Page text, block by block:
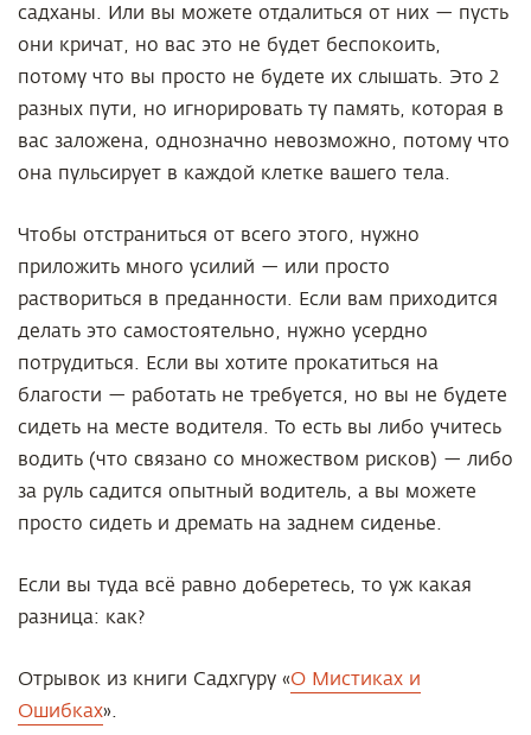
садханы. Или вы можете отдалиться от них — пусть
они кричат, но вас это не будет беспокоить,
потому что вы просто не будете их слышать. Это 2
разных пути, но игнорировать ту память, которая в
вас заложена, однозначно невозможно, потому что
она пульсирует в каждой клетке вашего тела.
Чтобы отстраниться от всего этого, нужно
приложить много усилий — или просто
раствориться в преданности. Если вам приходится
делать это самостоятельно, нужно усердно
потрудиться. Если вы хотите прокатиться на
благости — работать не требуется, но вы не будете
сидеть на месте водителя. То есть вы либо учитесь
водить (что связано со множеством рисков) — либо
за руль садится опытный водитель, а вы можете
просто сидеть и дремать на заднем сиденье.
Если вы туда всё равно доберетесь, то уж какая
разница: как?
Отрывок из книги Садхгуру «О Мистиках и
Ошибках».